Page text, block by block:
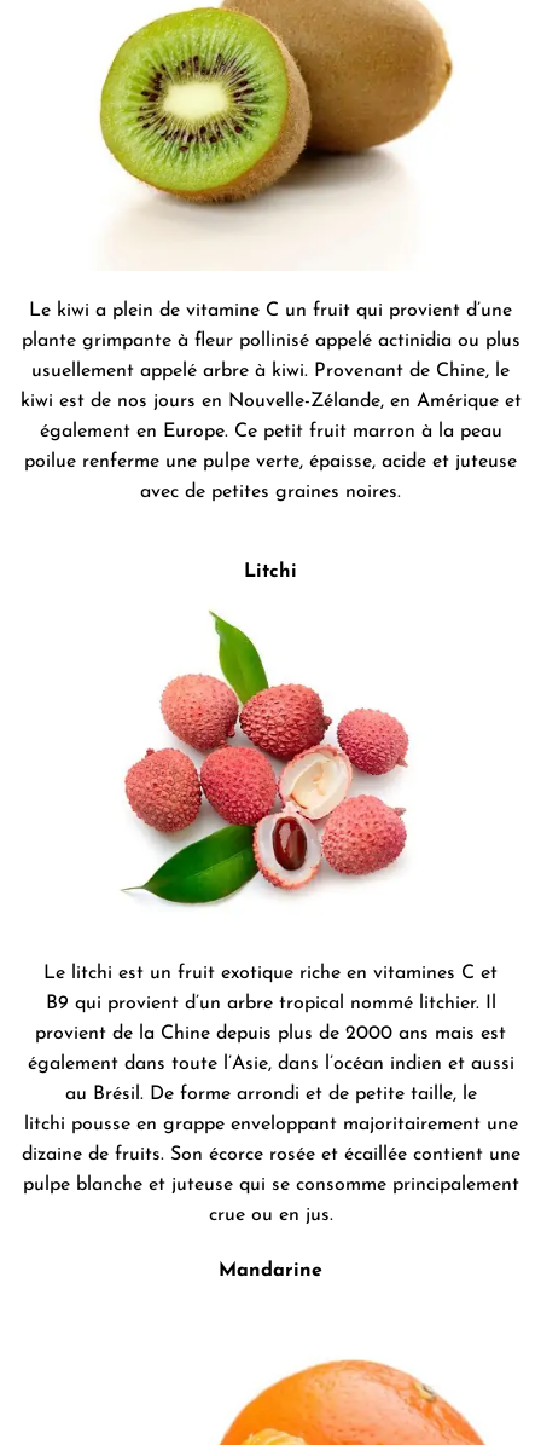
Le kiwi a plein de vitamine C un fruit qui provient d’une
plante grimpante à fleur pollinisé appelé actinidia ou plus
usuellement appelé arbre à kiwi. Provenant de Chine, le
kiwi est de nos jours en Nouvelle-Zélande, en Amérique et
également en Europe. Ce petit fruit marron à la peau
poilue renferme une pulpe verte, épaisse, acide et juteuse
avec de petites graines noires.
Litchi
Le litchi est un fruit exotique riche en vitamines C et
B9 qui provient d’un arbre tropical nommé litchier. Il
provient de la Chine depuis plus de 2000 ans mais est
également dans toute l’Asie, dans l’océan indien et aussi
au Brésil. De forme arrondi et de petite taille, le
litchi pousse en grappe enveloppant majoritairement une
dizaine de fruits. Son écorce rosée et écaillée contient une
pulpe blanche et juteuse qui se consomme principalement
crue ou en jus.
Mandarine